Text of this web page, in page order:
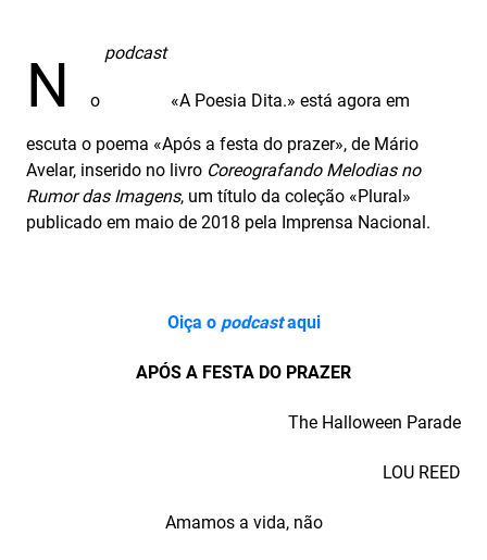
N o
podcast
«A Poesia Dita.» está agora em
escuta o poema «Após a festa do prazer», de Mário
Avelar, inserido no livro Coreografando Melodias no
Rumor das Imagens, um título da coleção «Plural»
publicado em maio de 2018 pela Imprensa Nacional.
Oiça o podcastaqui
APÓS A FESTA DO PRAZER
The Halloween Parade
LOU REED
Amamos a vida, não